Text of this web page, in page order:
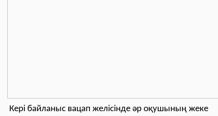
Кері байланыс вацап желісінде әр оқушының жеке